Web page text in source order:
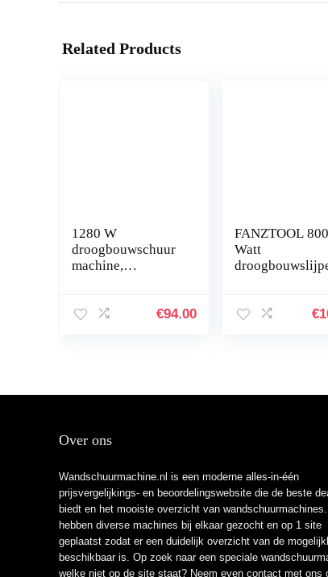
Related Products
1280 W
droogbouwschuur
machine,
wandschuurmachin
€94.00
FANZTOOL 800
Watt
€
Over ons
Wandschuurmachine.nl is een moderne alles-in-één
prijsvergelijkings- en beoordelingswebsite die de beste
biedt en het mooiste overzicht van
hebben diverse machines bij elkaar gezocht en op 1 site
geplaatst zodat er een duidelijk overzicht van de
beschikbaar is. Op zoek naar een speciale
welke niet op de site staat? Neem even contactmet ons